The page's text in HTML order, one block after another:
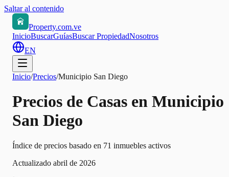
Saltar al contenido
Property.com.ve
InicioBuscarGuíasBuscar PropiedadNosotros
EN
Inicio/Precios/Municipio San Diego
Precios de Casas en Municipio
San Diego
Índice de precios basado en 71 inmuebles activos
Actualizado abril de 2026